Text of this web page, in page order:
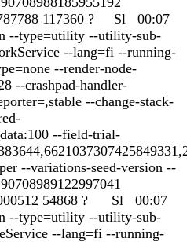
117360 ? Sl 00:07
--type=utility --utility-sub-
--lang=fi --running-
--render-node-
--crashpad-handler-
--change-stack-
--field-trial-
--variations-seed-version --
54868 ? Sl 00:07
--type=utility --utility-sub-
--lang=fi --running-